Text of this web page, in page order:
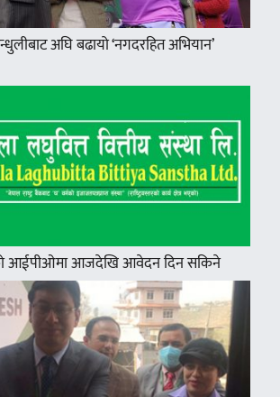
अघि बढायो ‘नगदरहित अभियान’
आईपीओमा आजदेखि आवेदन दिन सकिने